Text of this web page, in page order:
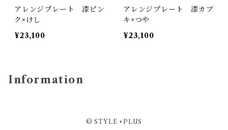
アレンジプレート 漆ピン
ク×けし
¥23,100
アレンジプレート 漆カブ
キ×つや
¥23,100
Information
© STYLE +PLUS